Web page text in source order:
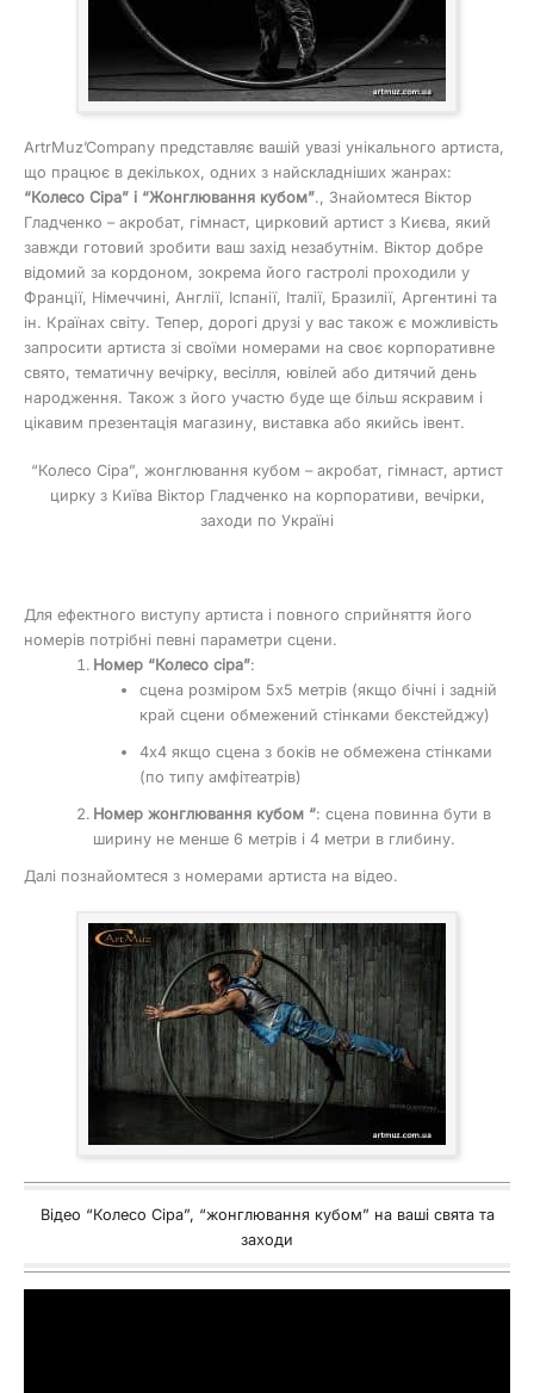
ArtrMuz’Company представляє вашій увазі унікального артиста,
що працює в декількох, одних з найскладніших жанрах:
“Колесо Сіра” і “Жонглювання кубом”., Знайомтеся Віктор
Гладченко – акробат, гімнаст, цирковий артист з Києва, який
завжди готовий зробити ваш захід незабутнім. Віктор добре
відомий за кордоном, зокрема його гастролі проходили у
Франції, Німеччині, Англії, Іспанії, Італії, Бразилії, Аргентині та
ін. Країнах світу. Тепер, дорогі друзі у вас також є можливість
запросити артиста зі своїми номерами на своє корпоративне
свято, тематичну вечірку, весілля, ювілей або дитячий день
народження. Також з його участю буде ще більш яскравим і
цікавим презентація магазину, виставка або якийсь івент.
“Колесо Сіра”, жонглювання кубом – акробат, гімнаст, артист
цирку з Київа Віктор Гладченко на корпоративи, вечірки,
заходи по Україні
Для ефектного виступу артиста і повного сприйняття його
номерів потрібні певні параметри сцени.
Номер “Колесо сіра”:
сцена розміром 5х5 метрів (якщо бічні і задній
край сцени обмежений стінками бекстейджу)
4х4 якщо сцена з боків не обмежена стінками
(по типу амфітеатрів)
Номер жонглювання кубом “: сцена повинна бути в
ширину не менше 6 метрів і 4 метри в глибину.
Далі познайомтеся з номерами артиста на відео.
Відео “Колесо Сіра”, “жонглювання кубом” на ваші свята та
заходи